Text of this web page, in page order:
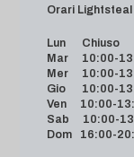
Orari
Lun Chiuso
Mar 10:00-
Mer 10:00-
Gio 10:00-
Ven 10:00-
Sab 10:00-
Dom 16:00-